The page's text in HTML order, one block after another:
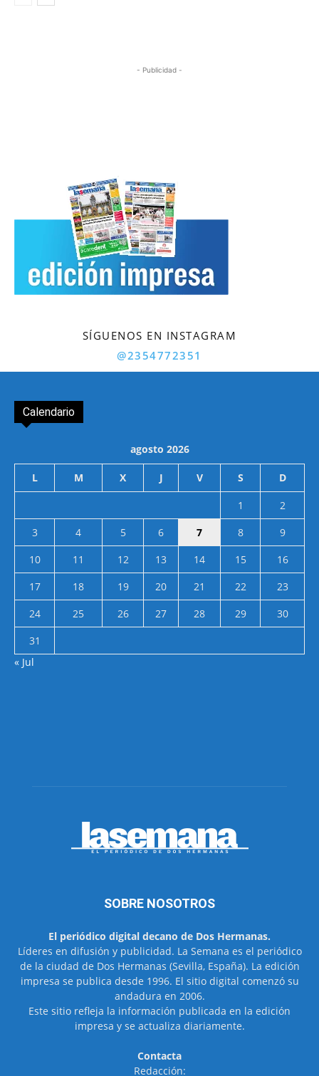
- Publicidad -
SÍGUENOS EN INSTAGRAM
@2354772351
Calendario
agosto 2026
L M X J V S D
1
2
3
4 5 6 7 8
9
10
11 12 13 14 15
16
17
18 19 20 21 22
23
24
25 26 27 28 29
30
31
« Jul
SOBRE NOSOTROS
El periódico digital decano de Dos Hermanas.
Líderes en difusión y publicidad. La Semana es el periódico
de la ciudad de Dos Hermanas (Sevilla, España). La edición
impresa se publica desde 1996. El sitio digital comenzó su
andadura en 2006.
Este sitio refleja la información publicada en la edición
impresa y se actualiza diariamente.
Contacta
Redacción: